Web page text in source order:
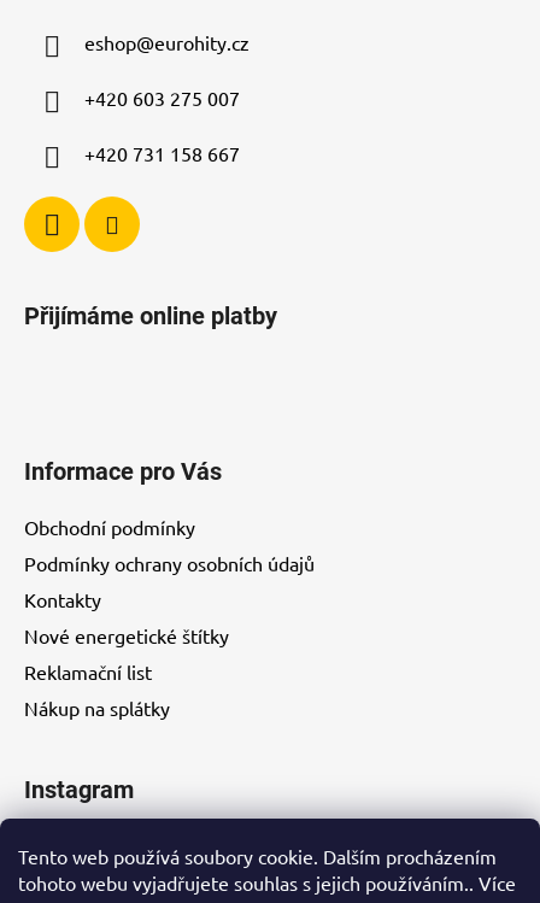
Tento web používá soubory cookie. Dalším procházením
tohoto webu vyjadřujete souhlas s jejich používáním.. Více
eshop@eurohity.cz
+420 603 275 007
+420 731 158 667
Přijímáme online platby
Informace pro Vás
Obchodní podmínky
Podmínky ochrany osobních údajů
Kontakty
Nové energetické štítky
Reklamační list
Nákup na splátky
Instagram